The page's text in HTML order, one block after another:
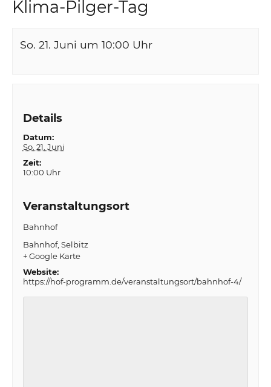
Klima-Pilger-Tag
So. 21. Juni um 10:00 Uhr
Details
Datum:
So. 21. Juni
Zeit:
10:00 Uhr
Veranstaltungsort
Bahnhof
Bahnhof Selbitz
+ Google Karte
Website:
https://hof-programm.de/veranstaltungsort/bahnhof-4/